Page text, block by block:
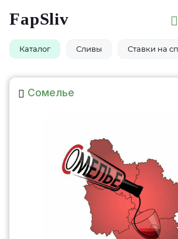
FapSliv
Каталог Сливы Ставки на
Сомелье